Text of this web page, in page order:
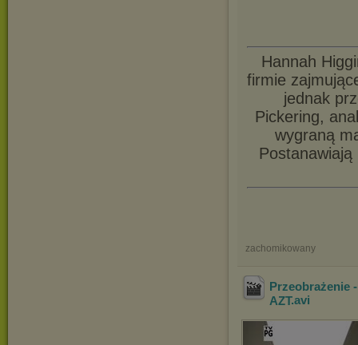
Hannah
firmie
jednak
Pickering,
wygraną
zachomikowany
Przeobrażenie
AZT.avi